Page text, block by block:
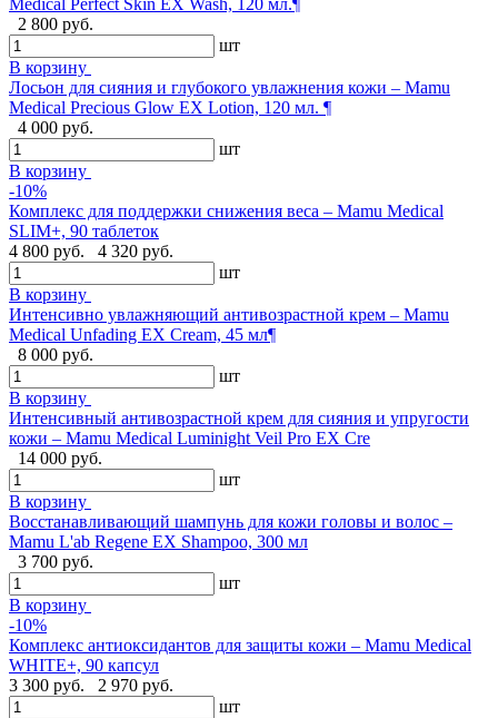
Medical Perfect Skin EX Wash, 120 мл.¶
2 800 руб.
шт
В корзину
Лосьон для сияния и глубокого увлажнения кожи – Mamu
Medical Precious Glow EX Lotion, 120 мл. ¶
4 000 руб.
шт
В корзину
-10%
Комплекс для поддержки снижения веса – Mamu Medical
SLIM+, 90 таблеток
4 800 руб.
4 320 руб.
шт
В корзину
Интенсивно увлажняющий антивозрастной крем – Mamu
Medical Unfading EX Cream, 45 мл¶
8 000 руб.
шт
В корзину
Интенсивный антивозрастной крем для сияния и упругости
кожи – Mamu Medical Luminight Veil Pro EX Cre
14 000 руб.
шт
В корзину
Восстанавливающий шампунь для кожи головы и волос –
Mamu L'ab Regene EX Shampoo, 300 мл
3 700 руб.
шт
В корзину
-10%
Комплекс антиоксидантов для защиты кожи – Mamu Medical
WHITE+, 90 капсул
3 300 руб.
2 970 руб.
шт